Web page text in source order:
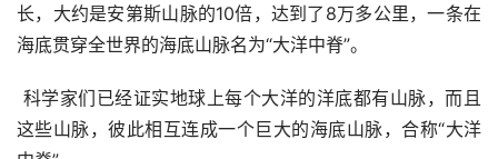
长，大约是安第斯山脉的10倍，达到了8万多公里，一条在
海底贯穿全世界的海底山脉名为“大洋中脊”。
这些山脉，彼此相互连成一个巨大的海底山脉，合称“大洋